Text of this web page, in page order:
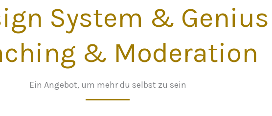
System &
& Moderation
Ein Angebot, um mehr du selbst zu sein